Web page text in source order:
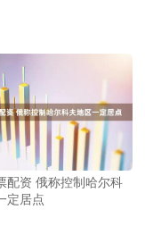
配资 俄称控制哈尔科
定居点